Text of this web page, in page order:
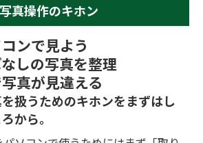
写真操作のキホン
ンで見よう
しの写真を整理
真が見違える
扱うためのキホンをまずはし
から。